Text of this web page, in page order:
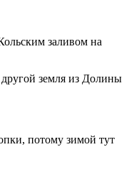
заливом на
земля из Долины
потому зимой тут